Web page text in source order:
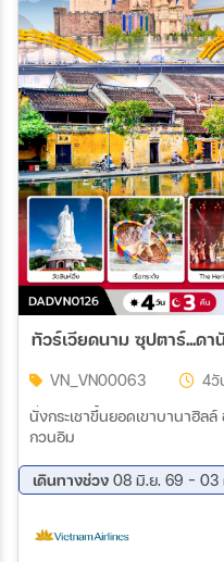
VN_VN00063 4วั
นั่งกระเชาขึ้นยอดเขาบานาฮิล
กวนอิม
เดินทางช่วง 08 มิ.ย. 69 - 03
13 ส.ค. 69 - 16 ส.ค. 69